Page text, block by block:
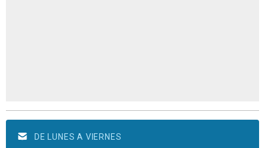
DE LUNES A VIERNES